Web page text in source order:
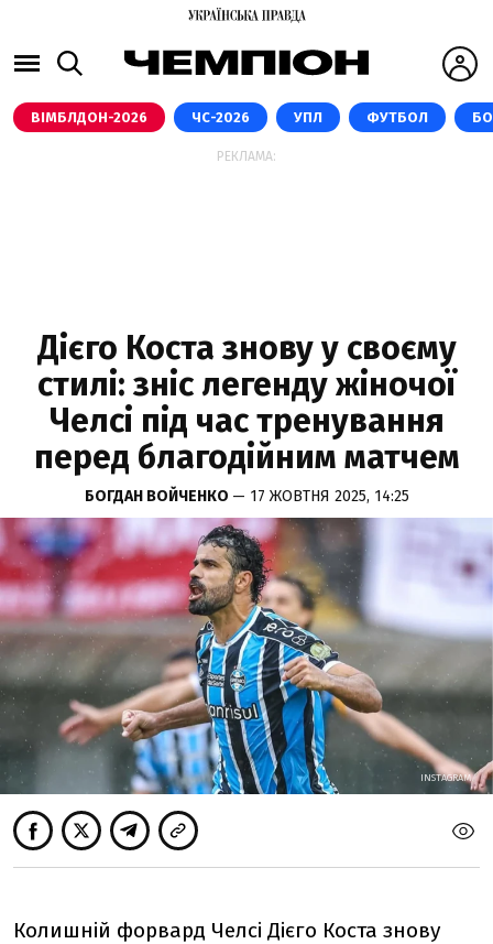
ВІМБЛДОН-2026 ЧС-2026 УПЛ ФУТБОЛ
РЕКЛАМА:
Дієго Коста знову у своєму
стилі: зніс легенду жіночої
Челсі під час тренування
перед благодійним матчем
БОГДАН ВОЙЧЕНКО — 17 ЖОВТНЯ 2025, 14:25
INSTAGRAM
Колишній форвард Челсі Дієго Коста знову